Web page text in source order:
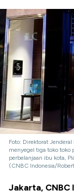
Foto: Direktorat
menyegel tiga toko toko
perbelanjaan ibu kota,
(CNBC Indonesia/
Jakarta, CNBC